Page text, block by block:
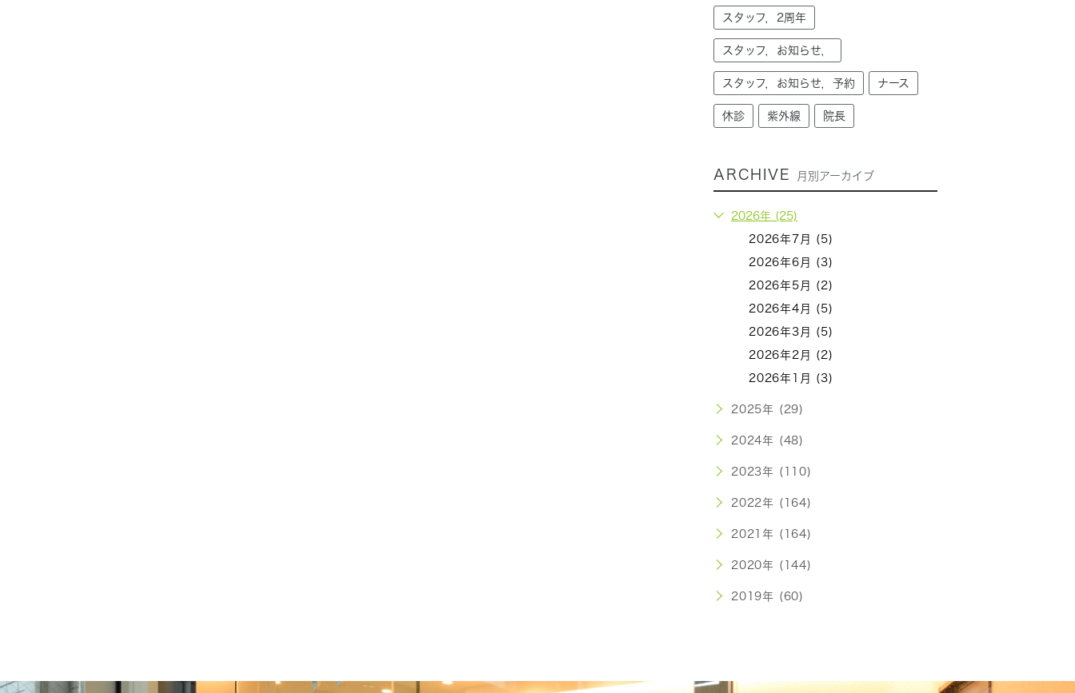
スタッフ，2周年
スタッフ，お知らせ，
スタッフ，お知らせ，予約 ナース
休診 紫外線 院長
ARCHIVE 月別アーカイブ
2026年 (25)
2026年7月 (5)
2026年6月 (3)
2026年5月 (2)
2026年4月 (5)
2026年3月 (5)
2026年2月 (2)
2026年1月 (3)
2025年 (29)
2024年 (48)
2023年 (110)
2022年 (164)
2021年 (164)
2020年 (144)
2019年 (60)